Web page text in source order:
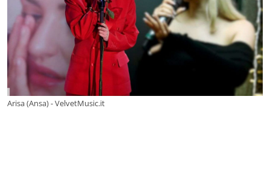
Arisa (Ansa) - VelvetMusic.it